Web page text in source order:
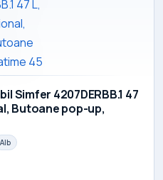
Simfer 4207DERBB.1 47
Butoane pop-up,
Alb